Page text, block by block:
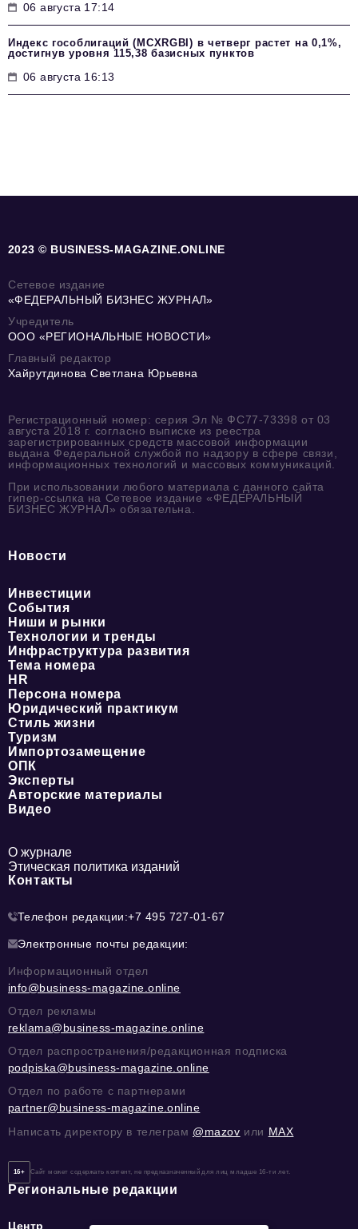
06 августа 17:14
Индекс гособлигаций (MCXRGBI) в четверг растет на 0,1%,
достигнув уровня 115,38 базисных пунктов
06 августа 16:13
2023 © BUSINESS-MAGAZINE.ONLINE
Сетевое издание
«ФЕДЕРАЛЬНЫЙ БИЗНЕС ЖУРНАЛ»
Учредитель
ООО «РЕГИОНАЛЬНЫЕ НОВОСТИ»
Главный редактор
Хайрутдинова Светлана Юрьевна
Регистрационный номер: серия Эл № ФС77-73398 от 03
августа 2018 г. согласно выписке из реестра
зарегистрированных средств массовой информации
выдана Федеральной службой по надзору в сфере связи,
информационных технологий и массовых коммуникаций.
При использовании любого материала с данного сайта
гипер-ссылка на Сетевое издание «ФЕДЕРАЛЬНЫЙ
БИЗНЕС ЖУРНАЛ» обязательна.
Новости
Инвестиции
События
Ниши и рынки
Технологии и тренды
Инфраструктура развития
Тема номера
HR
Персона номера
Юридический практикум
Стиль жизни
Туризм
Импортозамещение
ОПК
Эксперты
Авторские материалы
Видео
О журнале
Этическая политика изданий
Контакты
Телефон редакции:+7 495 727-01-67
Электронные почты редакции:
Информационный отдел
info@business-magazine.online
Отдел рекламы
reklama@business-magazine.online
Отдел распространения/редакционная подписка
podpiska@business-magazine.online
Отдел по работе с партнерами
partner@business-magazine.online
Написать директору в телеграм @mazov или MAX
16+ Сайт может содержать контент, не предназначенный для лиц младше 16-ти лет.
Региональные редакции
Центр